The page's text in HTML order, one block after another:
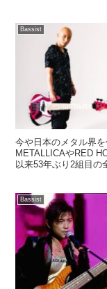
Bassist
今や日本のメタル界
METALLICAやRED
以来53年ぶり2組目の
Bassist